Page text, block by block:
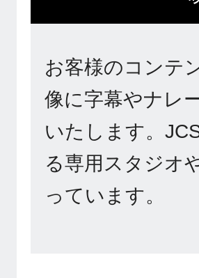
お客様のコンテ
像に字幕やナレ
いたします。
る専用スタジオ
っています。